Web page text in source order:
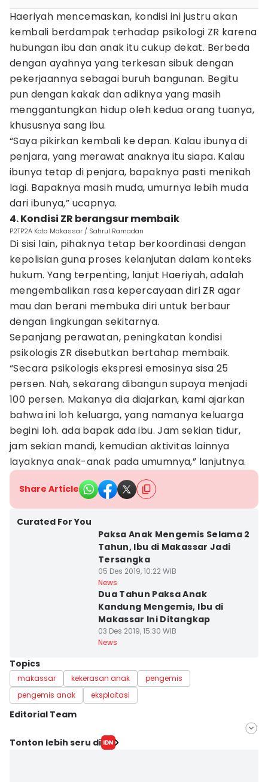
Haeriyah mencemaskan, kondisi ini justru akan
kembali berdampak terhadap psikologi ZR karena
hubungan ibu dan anak itu cukup dekat. Berbeda
dengan ayahnya yang terkesan sibuk dengan
pekerjaannya sebagai buruh bangunan. Begitu
pun dengan kakak dan adiknya yang masih
menggantungkan hidup oleh kedua orang tuanya,
khususnya sang ibu.
“Saya pikirkan kembali ke depan. Kalau ibunya di
penjara, yang merawat anaknya itu siapa. Kalau
ibunya tetap di penjara, bapaknya pasti menikah
lagi. Bapaknya masih muda, umurnya lebih muda
dari ibunya,” ucapnya.
4. Kondisi ZR berangsur membaik
P2TP2A Kota Makassar / Sahrul Ramadan
Di sisi lain, pihaknya tetap berkoordinasi dengan
kepolisian guna proses kelanjutan dalam konteks
hukum. Yang terpenting, lanjut Haeriyah, adalah
mengembalikan rasa kepercayaan diri ZR agar
mau dan berani membuka diri untuk berbaur
dengan lingkungan sekitarnya.
Sepanjang perawatan, peningkatan kondisi
psikologis ZR disebutkan bertahap membaik.
“Secara psikologis ekspresi emosinya sisa 25
persen. Nah, sekarang dibangun supaya menjadi
100 persen. Makanya dia diajarkan, kami ajarkan
bahwa ini loh keluarga, yang namanya keluarga
begini loh. ada bapak ada ibu. Jam sekian tidur,
jam sekian mandi, kemudian aktivitas lainnya
layaknya anak-anak pada umumnya,” lanjutnya.
Share Article
Curated For You
Paksa Anak Mengemis Selama 2
Tahun, Ibu di Makassar Jadi
Tersangka
05 Des 2019, 10:22 WIB
News
Dua Tahun Paksa Anak
Kandung Mengemis, Ibu di
Makassar Ini Ditangkap
03 Des 2019, 15:30 WIB
News
Topics
makassar kekerasan anak
pengemis
pengemis anak
eksploitasi
Editorial Team
Editor
Tonton lebih seru di